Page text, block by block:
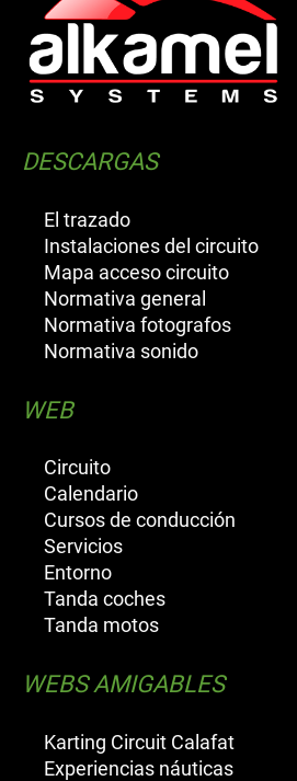
DESCARGAS
El trazado
Instalaciones del circuito
Mapa acceso circuito
Normativa general
Normativa fotografos
Normativa sonido
WEB
Circuito
Calendario
Cursos de conducción
Servicios
Entorno
Tanda coches
Tanda motos
WEBS AMIGABLES
Karting Circuit Calafat
Experiencias náuticas